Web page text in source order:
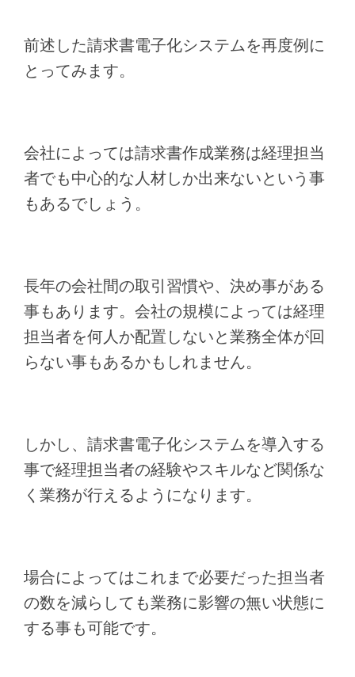
前述した請求書電子化システムを再度例に
とってみます。
会社によっては請求書作成業務は経理担当
者でも中心的な人材しか出来ないという事
もあるでしょう。
長年の会社間の取引習慣や、決め事がある
事もあります。会社の規模によっては経理
担当者を何人か配置しないと業務全体が回
らない事もあるかもしれません。
しかし、請求書電子化システムを導入する
事で経理担当者の経験やスキルなど関係な
く業務が行えるようになります。
場合によってはこれまで必要だった担当者
の数を減らしても業務に影響の無い状態に
する事も可能です。